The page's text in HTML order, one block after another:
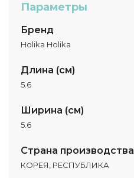
Параметры
Бренд
Holika Holika
Длина (см)
5.6
Ширина (см)
5.6
Страна производства
КОРЕЯ, РЕСПУБЛИКА